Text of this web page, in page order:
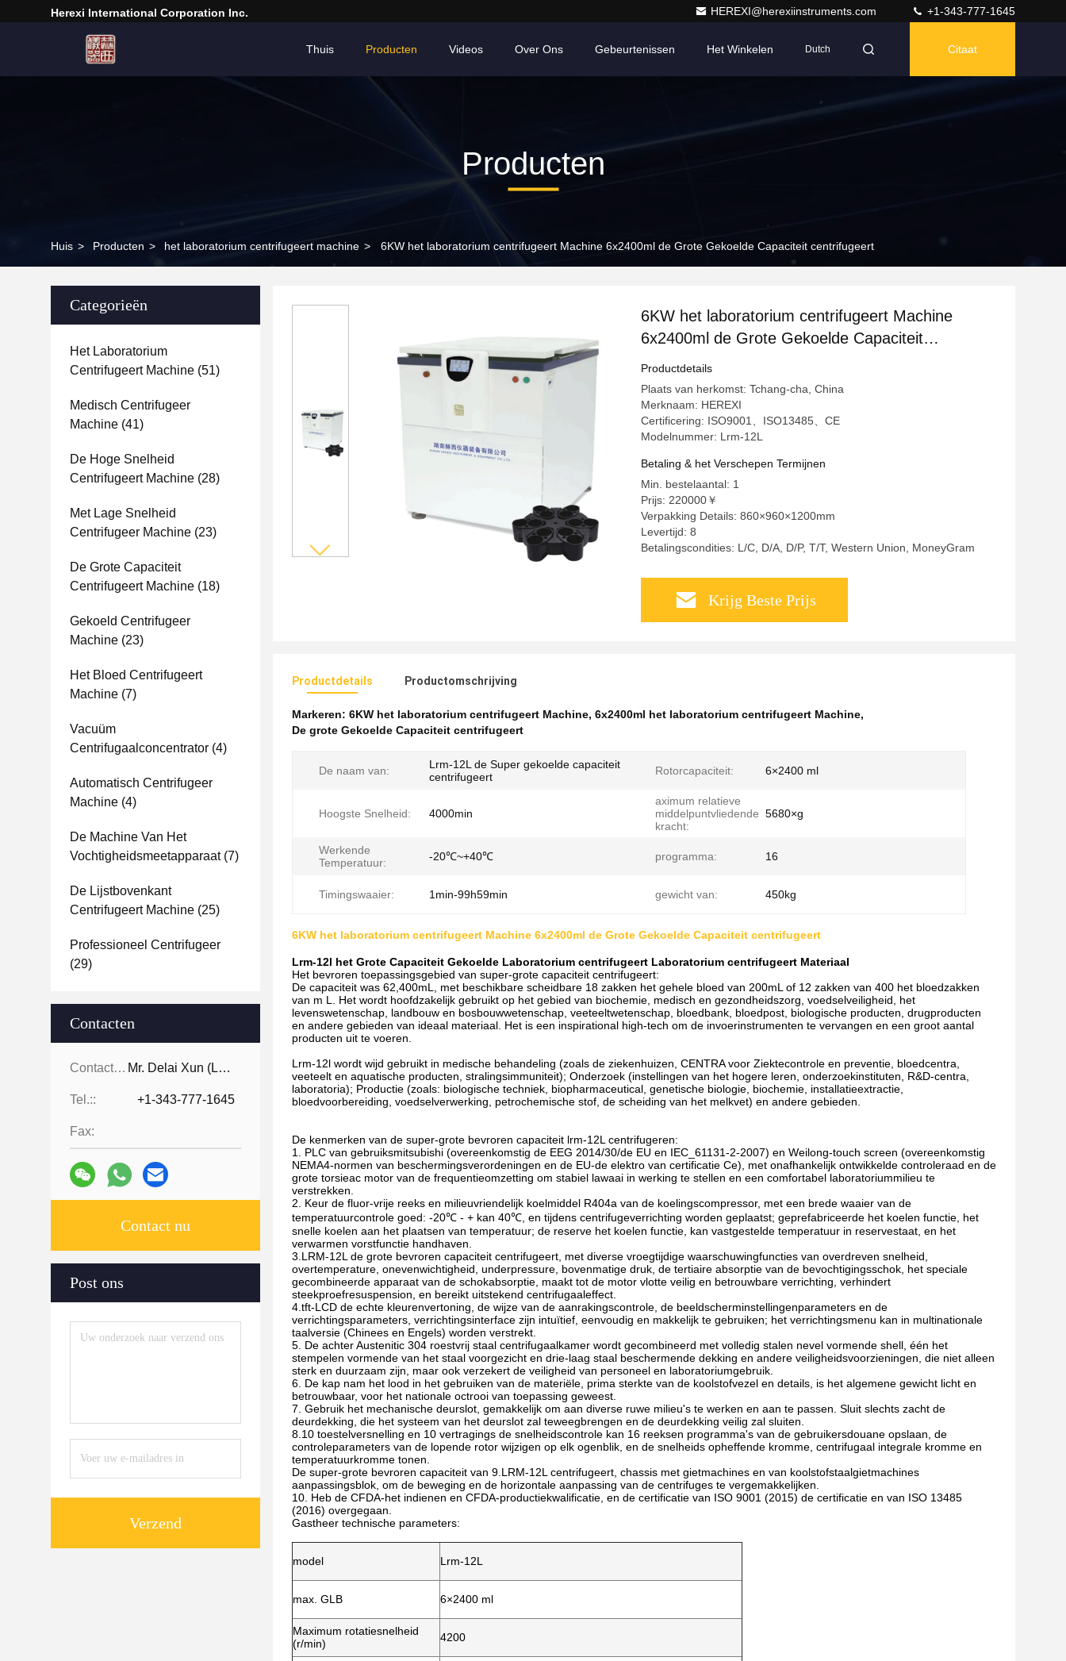
Herexi International Corporation Inc. HEREXI@herexiinstruments.com +1-343-777-1645
Thuis Producten Videos Over Ons Gebeurtenissen Het Winkelen Dutch Citaat
Producten
Huis > Producten > het laboratorium centrifugeert machine > 6KW het laboratorium centrifugeert Machine 6x2400ml de Grote Gekoelde Capaciteit centrifugeert
Categorieën
Het Laboratorium
Centrifugeert Machine (51)
Medisch Centrifugeer
Machine (41)
De Hoge Snelheid
Centrifugeert Machine (28)
Met Lage Snelheid
Centrifugeer Machine (23)
De Grote Capaciteit
Centrifugeert Machine (18)
Gekoeld Centrifugeer
Machine (23)
Het Bloed Centrifugeert
Machine (7)
Vacuüm
Centrifugaalconcentrator (4)
Automatisch Centrifugeer
Machine (4)
De Machine Van Het
Vochtigheidsmeetapparaat(7)
De Lijstbovenkant
Centrifugeert Machine (25)
Professioneel Centrifugeer
(29)
Contacten
Contacten: Mr. Delai Xun (Leo)
Tel.:: +1-343-777-1645
Fax:
Contact nu
Post ons
Verzend
6KW het laboratorium centrifugeert Machine
6x2400ml de Grote Gekoelde Capaciteit
centrifugeert
Productdetails
Plaats van herkomst: Tchang-cha, China
Merknaam: HEREXI
Certificering: ISO9001、ISO13485、CE
Modelnummer: Lrm-12L
Betaling & het Verschepen Termijnen
Min. bestelaantal: 1
Prijs: 220000￥
Verpakking Details: 860×960×1200mm
Levertijd: 8
Betalingscondities: L/C, D/A, D/P, T/T, Western Union, MoneyGram
Krijg Beste Prijs
Productdetails Productomschrijving
Markeren: 6KW het laboratorium centrifugeert Machine, 6x2400ml het laboratorium centrifugeert Machine,
De grote Gekoelde Capaciteit centrifugeert
De naam van:
Lrm-12L de Super gekoelde capaciteit
centrifugeert
Rotorcapaciteit: 6×2400 ml
Hoogste Snelheid: 4000min
aximum relatieve
middelpuntvliedende
kracht:
5680×g
Werkende
Temperatuur:
-20℃~+40℃ programma: 16
Timingswaaier: 1min-99h59min gewicht van: 450kg
6KW het laboratorium centrifugeert Machine 6x2400ml de Grote Gekoelde Capaciteit centrifugeert
Lrm-12l het Grote Capaciteit Gekoelde Laboratorium centrifugeert Laboratorium centrifugeert Materiaal
Het bevroren toepassingsgebied van super-grote capaciteit centrifugeert:
De capaciteit was 62,400mL, met beschikbare scheidbare 18 zakken het gehele bloed van 200mL of 12 zakken van 400 het bloedzakken
van m L. Het wordt hoofdzakelijk gebruikt op het gebied van biochemie, medisch en gezondheidszorg, voedselveiligheid, het
levenswetenschap, landbouw en bosbouwwetenschap, veeteeltwetenschap, bloedbank, bloedpost, biologische producten, drugproducten
en andere gebieden van ideaal materiaal. Het is een inspirational high-tech om de invoerinstrumenten te vervangen en een groot aantal
producten uit te voeren.
Lrm-12l wordt wijd gebruikt in medische behandeling (zoals de ziekenhuizen, CENTRA voor Ziektecontrole en preventie, bloedcentra,
veeteelt en aquatische producten, stralingsimmuniteit); Onderzoek (instellingen van het hogere leren, onderzoekinstituten, R&D-centra,
laboratoria); Productie (zoals: biologische techniek, biopharmaceutical, genetische biologie, biochemie, installatieextractie,
bloedvoorbereiding, voedselverwerking, petrochemische stof, de scheiding van het melkvet) en andere gebieden.
De kenmerken van de super-grote bevroren capaciteit lrm-12L centrifugeren:
1. PLC van gebruiksmitsubishi (overeenkomstig de EEG 2014/30/de EU en IEC_61131-2-2007) en Weilong-touch screen (overeenkomstig
NEMA4-normen van beschermingsverordeningen en de EU-de elektro van certificatie Ce), met onafhankelijk ontwikkelde controleraad en de
grote torsieac motor van de frequentieomzetting om stabiel lawaai in werking te stellen en een comfortabel laboratoriummilieu te
verstrekken.
2. Keur de fluor-vrije reeks en milieuvriendelijk koelmiddel R404a van de koelingscompressor, met een brede waaier van de
temperatuurcontrole goed: -20℃ - + kan 40℃, en tijdens centrifugeverrichting worden geplaatst; geprefabriceerde het koelen functie, het
snelle koelen aan het plaatsen van temperatuur; de reserve het koelen functie, kan vastgestelde temperatuur in reservestaat, en het
verwarmen vorstfunctie handhaven.
3.LRM-12L de grote bevroren capaciteit centrifugeert, met diverse vroegtijdige waarschuwingfuncties van overdreven snelheid,
overtemperature, onevenwichtigheid, underpressure, bovenmatige druk, de tertiaire absorptie van de bevochtigingsschok, het speciale
gecombineerde apparaat van de schokabsorptie, maakt tot de motor vlotte veilig en betrouwbare verrichting, verhindert
steekproefresuspension, en bereikt uitstekend centrifugaaleffect.
4.tft-LCD de echte kleurenvertoning, de wijze van de aanrakingscontrole, de beeldscherminstellingenparameters en de
verrichtingsparameters, verrichtingsinterface zijn intuïtief, eenvoudig en makkelijk te gebruiken; het verrichtingsmenu kan in multinationale
taalversie (Chinees en Engels) worden verstrekt.
5. De achter Austenitic 304 roestvrij staal centrifugaalkamer wordt gecombineerd met volledig stalen nevel vormende shell, één het
stempelen vormende van het staal voorgezicht en drie-laag staal beschermende dekking en andere veiligheidsvoorzieningen, die niet alleen
sterk en duurzaam zijn, maar ook verzekert de veiligheid van personeel en laboratoriumgebruik.
6. De kap nam het lood in het gebruiken van de materiële, prima sterkte van de koolstofvezel en details, is het algemene gewicht licht en
betrouwbaar, voor het nationale octrooi van toepassing geweest.
7. Gebruik het mechanische deurslot, gemakkelijk om aan diverse ruwe milieu's te werken en aan te passen. Sluit slechts zacht de
deurdekking, die het systeem van het deurslot zal teweegbrengen en de deurdekking veilig zal sluiten.
8.10 toestelversnelling en 10 vertragings de snelheidscontrole kan 16 reeksen programma's van de gebruikersdouane opslaan, de
controleparameters van de lopende rotor wijzigen op elk ogenblik, en de snelheids opheffende kromme, centrifugaal integrale kromme en
temperatuurkromme tonen.
De super-grote bevroren capaciteit van 9.LRM-12L centrifugeert, chassis met gietmachines en van koolstofstaalgietmachines
aanpassingsblok, om de beweging en de horizontale aanpassing van de centrifuges te vergemakkelijken.
10. Heb de CFDA-het indienen en CFDA-productiekwalificatie, en de certificatie van ISO 9001 (2015) de certificatie en van ISO 13485
(2016) overgegaan.
Gastheer technische parameters:
model Lrm-12L
max. GLB 6×2400 ml
Maximum rotatiesnelheid
(r/min)
4200